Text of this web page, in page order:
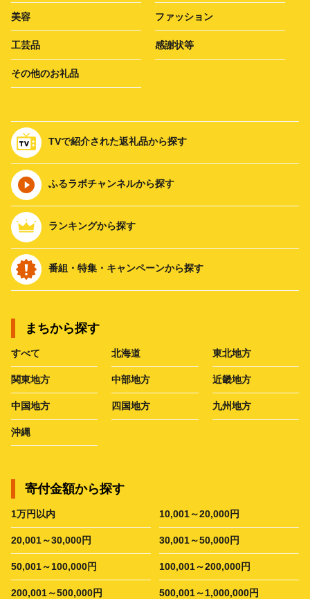
美容 ファッション
工芸品 感謝状等
その他のお礼品
TVで紹介された返礼品から探す
ふるラボチャンネルから探す
ランキングから探す
番組・特集・キャンペーンから探す
まちから探す
すべて 北海道 東北地方
関東地方 中部地方 近畿地方
中国地方 四国地方 九州地方
沖縄
寄付金額から探す
1万円以内 10,001～20,000円
20,001～30,000円 30,001～50,000円
50,001～100,000円 100,001～200,000円
200,001～500,000円 500,001～1,000,000円